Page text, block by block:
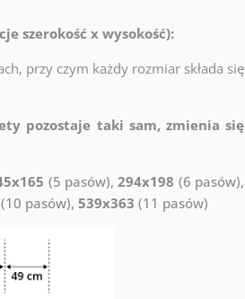
szerokość x wysokość):
przy czym każdy rozmiar składa się
pozostaje taki sam, zmienia się
(5 pasów),294x198 (6 pasów),
(10 pasów), 539x363 (11 pasów)